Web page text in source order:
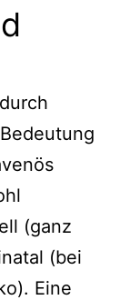
(ganz
(bei
Eine